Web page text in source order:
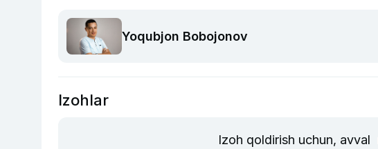
Yoqubjon Bobojonov
Izohlar
Izoh qoldirish uchun, avval